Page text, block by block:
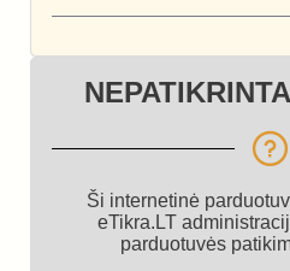
Ši internetinė
eTikra.LT
parduotuvės